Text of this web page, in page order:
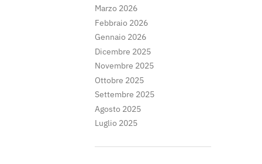
Marzo 2026
Febbraio 2026
Gennaio 2026
Dicembre 2025
Novembre 2025
Ottobre 2025
Settembre 2025
Agosto 2025
Luglio 2025